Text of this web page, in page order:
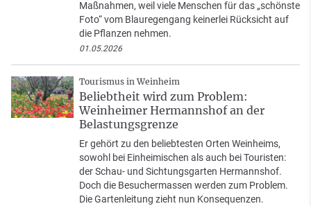
Maßnahmen, weil viele Menschen für das „schönste
Foto“ vom Blauregengang keinerlei Rücksicht auf
die Pflanzen nehmen.
01.05.2026
Tourismus in Weinheim
Beliebtheit wird zum Problem:
Weinheimer Hermannshof an der
Belastungsgrenze
Er gehört zu den beliebtesten Orten Weinheims,
sowohl bei Einheimischen als auch bei Touristen:
der Schau- und Sichtungsgarten Hermannshof.
Doch die Besuchermassen werden zum Problem.
Die Gartenleitung zieht nun Konsequenzen.